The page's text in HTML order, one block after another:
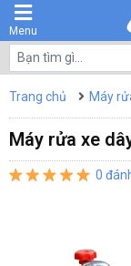
Menu
Trang chủ Máy
Máy rửa xe
0